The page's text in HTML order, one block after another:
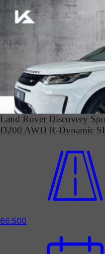
Land Rover Discovery
D200 AWD R-Dynamic
66.500